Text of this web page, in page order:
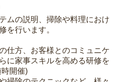
ムの説明、掃除や料理におけ
を行います。
仕方、お客様とのコミュニケ
に家事スキルを高める研修を
開催)